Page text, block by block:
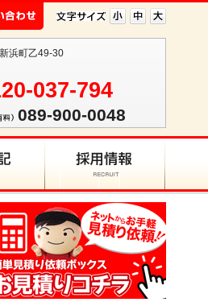
浜町乙49-30
037-794
089-900-0048